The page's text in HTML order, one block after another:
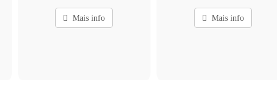
Mais info Mais info